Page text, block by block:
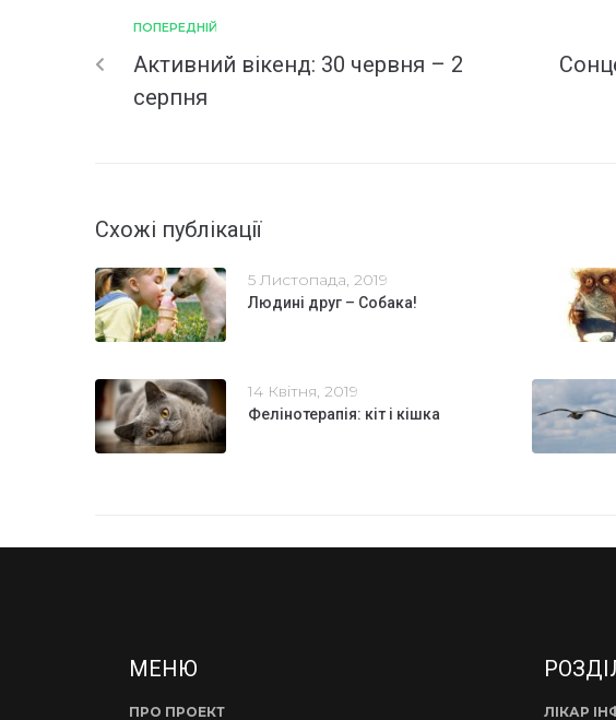
ПОПЕРЕДНІЙ
Активний вікенд: 30 червня – 2
серпня
Схожі публікації
5 Листопада, 2019
Людині друг – Собака!
14 Квітня, 2019
Фелінотерапія: кіт і кішка
МЕНЮ
ПРО ПРОЕКТ ЛІКАР